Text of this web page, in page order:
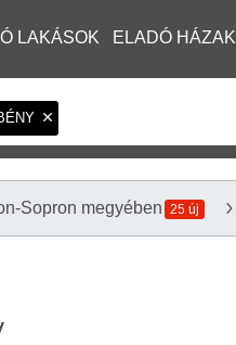
LAKÁSOK ELADÓ HÁZAK
Sopron megyében 25 új